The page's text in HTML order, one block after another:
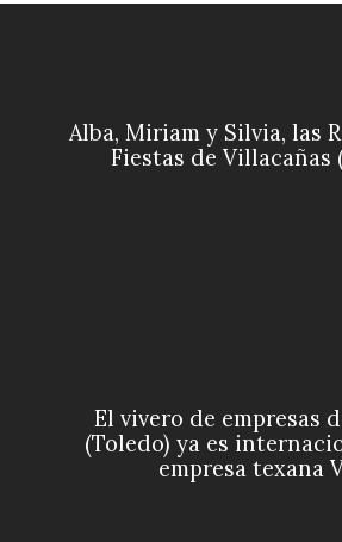
Alba, Miriam y Silvia, las
Fiestas de Villacañas
El vivero de empresas
(Toledo) ya es
empresa texana